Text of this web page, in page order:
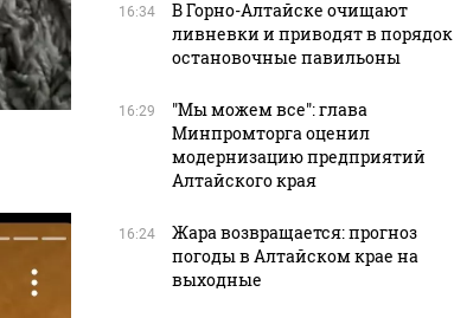
16:34
В Горно-Алтайске очищают
ливневки и приводят в порядок
остановочные павильоны
16:29
"Мы можем все": глава
Минпромторга оценил
модернизацию предприятий
Алтайского края
16:24
Жара возвращается: прогноз
погоды в Алтайском крае на
выходные